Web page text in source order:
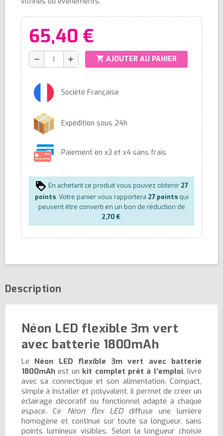
65,40 €
remove add shopping_cart AJOUTER AU PANIER
Société Française
Expédition sous 24h
Paiement en x3 et x4 sans frais
En achetant ce produit vous pouvez obtenir 27
points. Votre panier vous rapportera 27pointsqui
peuvent être converti en un bon de réduction de
2,70 €.
Description
Néon LED flexible 3m vert
avec batterie 1800mAh
Le Néon LED flexible 3m vert avec batterie
1800mAh est un kit complet prêt à l’emploi, livré
avec sa connectique et son alimentation. Compact,
simple à installer et polyvalent, il permet de créer un
éclairage décoratif ou fonctionnel adapté à chaque
espace. Ce Néon flex LEDdiffuse une lumière
homogène et continue sur toute sa longueur, sans
points lumineux visibles. Selon la longueur choisie